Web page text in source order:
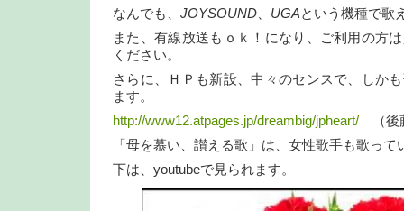
なんでも、 JOYSOUND UGAという機種で歌
また、有線放送もｏｋ！になり、ご利用の方
ください。
さらに、ＨＰも新設、中々のセンスで、しか
ます。
http://www12.atpages.jp/dreambig/jpheart/ （後
「母を慕い、讃える歌」は、女性歌手も歌って
下は、youtubeで見られます。